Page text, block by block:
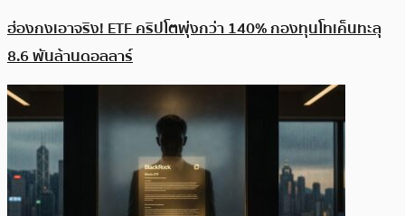
ฮ่องกงเอาจริง! ETF คริปโตพุ่งกว่า 140% กองทุนโทเค็นทะลุ
8.6 พันล้านดอลลาร์